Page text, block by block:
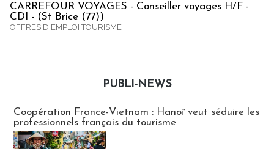
CARREFOUR VOYAGES - Conseiller voyages H/F -
CDI - (St Brice (77))
OFFRES D'EMPLOI TOURISME
PUBLI-NEWS
Coopération France-Vietnam : Hanoï veut séduire les
professionnels français du tourisme